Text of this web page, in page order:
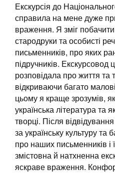
Екскурсія до
справила на мене дуже
враження. Я зміг
стародруки та особисті
письменників, про яких
підручників. Екскурсовод
розповідала про життя та
відкриваючи багато
цьому я краще зрозумів,
українська література та
творці. Після
за українську культуру
про наших письменників
змістовна й натхненна
яскраве враження.